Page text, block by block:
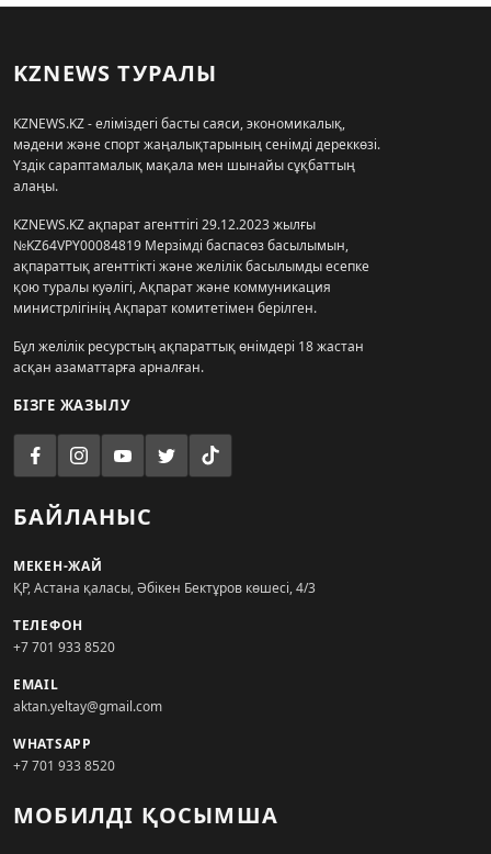
KZNEWS ТУРАЛЫ
KZNEWS.KZ - еліміздегі басты саяси, экономикалық,
мәдени және спорт жаңалықтарының сенімді дереккөзі.
Үздік сараптамалық мақала мен шынайы сұқбаттың
алаңы.
KZNEWS.KZ ақпарат агенттігі 29.12.2023 жылғы
№KZ64VPY00084819 Мерзімді баспасөз басылымын,
ақпараттық агенттікті және желілік басылымды есепке
қою туралы куәлігі, Ақпарат және коммуникация
министрлігінің Ақпарат комитетімен берілген.
Бұл желілік ресурстың ақпараттық өнімдері 18 жастан
асқан азаматтарға арналған.
БІЗГЕ ЖАЗЫЛУ
БАЙЛАНЫС
МЕКЕН-ЖАЙ
ҚР, Астана қаласы, Әбікен Бектұров көшесі, 4/3
ТЕЛЕФОН
+7 701 933 8520
EMAIL
aktan.yeltay@gmail.com
WHATSAPP
+7 701 933 8520
МОБИЛДІ ҚОСЫМША